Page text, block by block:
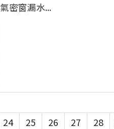
氣密窗漏水...
24 25 26 27 28